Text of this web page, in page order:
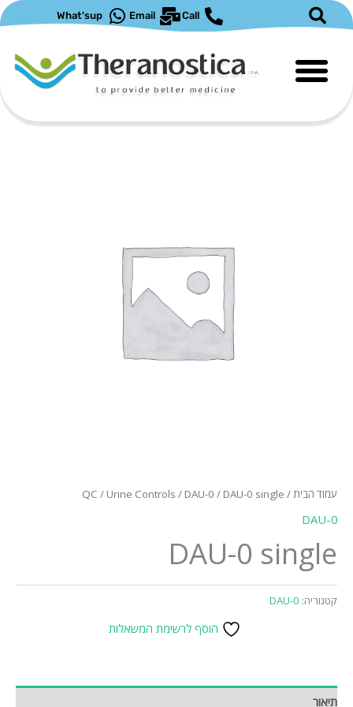
Call
Email
What'sup
עמוד הבית/
QC / Urine Controls / DAU-0 / DAU-0 single
DAU-0
DAU-0 single
קטגוריה: DAU-0
הוסף לרשימת המשאלות
תיאור